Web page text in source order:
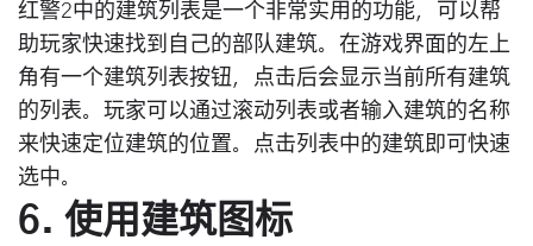
红警2中的建筑列表是一个非常实用的功能，可以帮
助玩家快速找到自己的部队建筑。在游戏界面的左上
角有一个建筑列表按钮，点击后会显示当前所有建筑
的列表。玩家可以通过滚动列表或者输入建筑的名称
来快速定位建筑的位置。点击列表中的建筑即可快速
选中。
6. 使用建筑图标